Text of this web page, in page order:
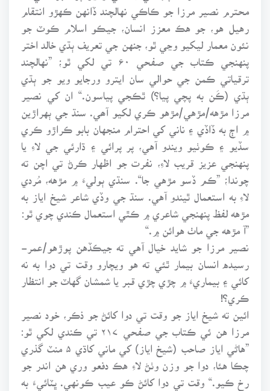
محترم نصير مرزا جو ڪاڪي نهالچند ڏانهن ڪهڙو انتقام
رهيل هو، جو هڪ معزز انسان، جيڪو اسلام ڪوٽ جو
نئون معمار ليکيو وڃي ٿو، جنهن جي تعريف ٻڌي خالد اختر
پنهنجي ڪتاب جي صفحي ۶۰ تي لکي ٿو؛ ”نهالچند
ترقياتي ڪمن جي حوالي سان ايترو ورجايو ويو جو ٻڌي
ٻڌي (ڪَن به پچي پيا؟) ٿڪجي پياسون.“ ان کي نصير
مرزا مڙهه/مڙهي/مڙهو ڪري لکيو آھي. سنڌ جي ٻهراڙين
۾ اڄ به ڏاڏي ۽ ناني کي احترام منجهان بابو ڪراڙو ڪري
سڏيو ۽ ڪوٺيو ويندو آهي، پر پرائي ۽ ڌارئي جي لاءِ يا
پنهنجي عزيز قريب لاءِ، نفرت جو اظهار ڪرڻ تي اچن ته
چوندا؛ ”ڪم ڏسو مڙهي جا“. سنڌي ٻوليءَ ۾ مڙهه، مُردي
لا به استعمال ٿيندو آهي. سنڌ جي وڏي شاعر شيخ اياز به
مڙهه لفظ پنهنجي شاعري ۾ ڪٿي استعمال ڪندي چوي ٿو:
”آ مڙهه جي ماٺ هوائن ۾.“
نصير مرزا جو شايد خيال آهي ته جيڪڏهن پوڙهو/عمر-
رسيده انسان بيمار ٿئي ته هو ويچارو وقت تي دوا به نه
کائي ۽ بيماري ۾ چڙي چڙي قبر يا شمشان گهاٽ جو انتظار
ڪري؟!
ائين ته شيخ اياز جو وقت تي دوا کائڻ جو ذڪر، خود نصير
مرزا هن ئي ڪتاب جي صفحي ۲۱۷ تي ڪندي لکي ٿو:
”هاڻي اياز صاحب (شيخ اياز) کي ماني کاڌي ۵ منٽ گذري
چڪا هئا، دوا جو وزن وٺڻ لاءِ هڪ دفعو وري هن اندر جو
رخ ڪيو.“ وقت تي دوا کائڻ ڪو عيب ڪونهي. ڀٽائيءَ به